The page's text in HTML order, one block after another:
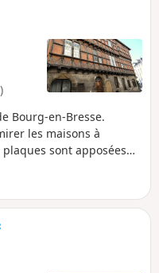
Bourg-en-Bresse.
les maisons à
sont apposées
de Brou, édifice
visiter.